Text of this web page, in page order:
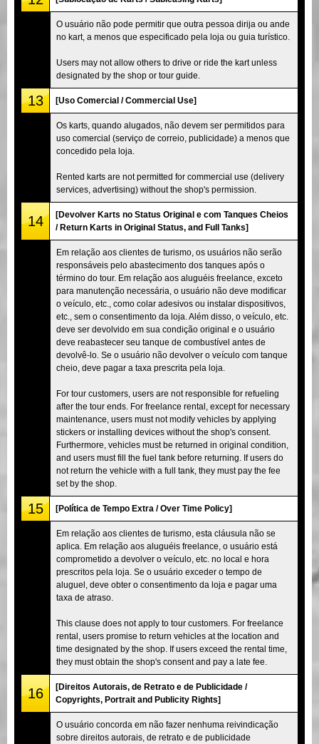
O usuário não pode permitir que outra pessoa dirija ou ande
no kart, a menos que especificado pela loja ou guia turístico.
Users may not allow others to drive or ride the kart unless
designated by the shop or tour guide.
13 [Uso Comercial / Commercial Use]
Os karts, quando alugados, não devem ser permitidos para
uso comercial (serviço de correio, publicidade) a menos que
concedido pela loja.
Rented karts are not permitted for commercial use (delivery
services, advertising) without the shop's permission.
14
[Devolver Karts no Status Original e com Tanques Cheios
/ Return Karts in Original Status, and Full Tanks]
Em relação aos clientes de turismo, os usuários não serão
responsáveis pelo abastecimento dos tanques após o
término do tour. Em relação aos aluguéis freelance, exceto
para manutenção necessária, o usuário não deve modificar
o veículo, etc., como colar adesivos ou instalar dispositivos,
etc., sem o consentimento da loja. Além disso, o veículo, etc.
deve ser devolvido em sua condição original e o usuário
deve reabastecer seu tanque de combustível antes de
devolvê-lo. Se o usuário não devolver o veículo com tanque
cheio, deve pagar a taxa prescrita pela loja.
For tour customers, users are not responsible for refueling
after the tour ends. For freelance rental, except for necessary
maintenance, users must not modify vehicles by applying
stickers or installing devices without the shop's consent.
Furthermore, vehicles must be returned in original condition,
and users must fill the fuel tank before returning. If users do
not return the vehicle with a full tank, they must pay the fee
set by the shop.
15 [Política de Tempo Extra / Over Time Policy]
Em relação aos clientes de turismo, esta cláusula não se
aplica. Em relação aos aluguéis freelance, o usuário está
comprometido a devolver o veículo, etc. no local e hora
prescritos pela loja. Se o usuário exceder o tempo de
aluguel, deve obter o consentimento da loja e pagar uma
taxa de atraso.
This clause does not apply to tour customers. For freelance
rental, users promise to return vehicles at the location and
time designated by the shop. If users exceed the rental time,
they must obtain the shop's consent and pay a late fee.
16
[Direitos Autorais, de Retrato e de Publicidade /
Copyrights, Portrait and Publicity Rights]
O usuário concorda em não fazer nenhuma reivindicação
sobre direitos autorais, de retrato e de publicidade